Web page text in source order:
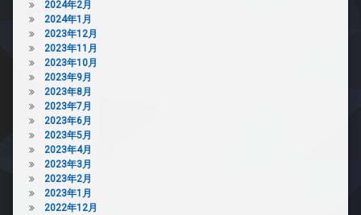
2024年2月
2024年1月
2023年12月
2023年11月
2023年10月
2023年9月
2023年8月
2023年7月
2023年6月
2023年5月
2023年4月
2023年3月
2023年2月
2023年1月
2022年12月